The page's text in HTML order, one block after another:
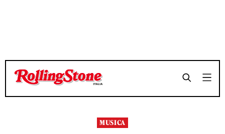
TEMPO DI LETTURA 9 MINUTI SHARE
TEMPO DI LETTURA 9 MINUTI SHARE
MUSICA